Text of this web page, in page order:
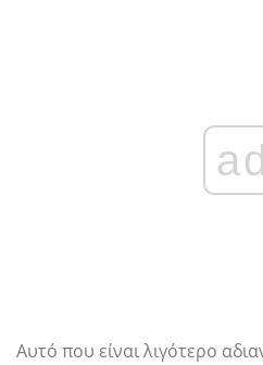
Αυτό που είναι λιγότερο